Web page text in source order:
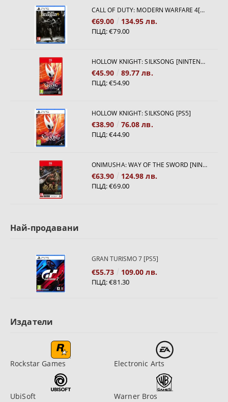
CALL OF DUTY: MODERN WARFARE 4[PS5]
€69.00 134.95 лв.
ПЦД:€79.00
HOLLOW KNIGHT: SILKSONG [NINTENDO SWITCH 2]
€45.90 89.77 лв.
ПЦД:€54.90
HOLLOW KNIGHT: SILKSONG [PS5]
€38.90 76.08 лв.
ПЦД:€44.90
ONIMUSHA: WAY OF THE SWORD [NINTENDO SWITCH 2]
€63.90 124.98 лв.
ПЦД:€69.00
Най-продавани
GRAN TURISMO 7 [PS5]
€55.73 109.00 лв.
ПЦД:€81.30
Издатели
Rockstar Games Electronic Arts
UbiSoft Warner Bros